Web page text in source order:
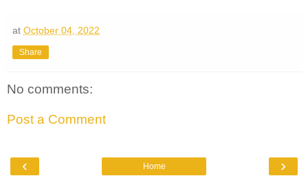
at October 04, 2022
Share
No comments:
Post a Comment
‹ ›
Home